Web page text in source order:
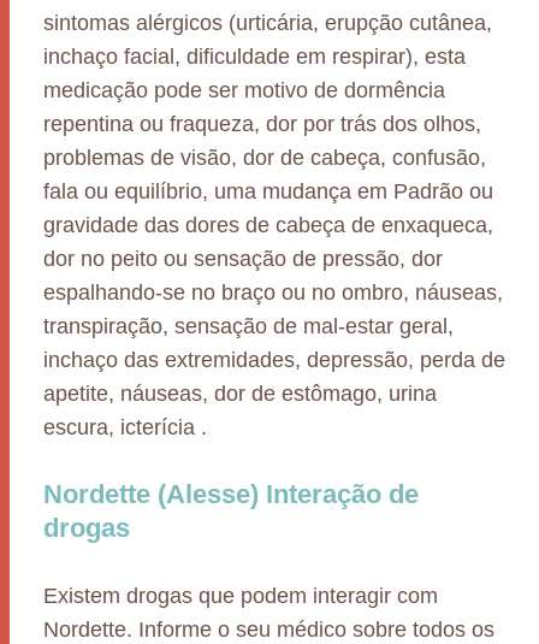
sintomas alérgicos (urticária, erupção cutânea,
inchaço facial, dificuldade em respirar), esta
medicação pode ser motivo de dormência
repentina ou fraqueza, dor por trás dos olhos,
problemas de visão, dor de cabeça, confusão,
fala ou equilíbrio, uma mudança em Padrão ou
gravidade das dores de cabeça de enxaqueca,
dor no peito ou sensação de pressão, dor
espalhando-se no braço ou no ombro, náuseas,
transpiração, sensação de mal-estar geral,
inchaço das extremidades, depressão, perda de
apetite, náuseas, dor de estômago, urina
escura, icterícia .
Nordette (Alesse) Interação de
drogas
Existem drogas que podem interagir com
Nordette. Informe o seu médico sobre todos os